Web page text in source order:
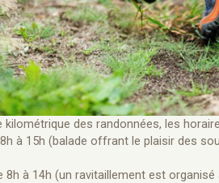
kilométrique des randonnées, les
à 15h (balade offrant le plaisir des
8h à 14h (un ravitaillement est